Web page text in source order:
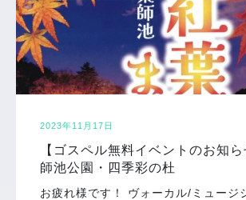
2023年11月17日
【ゴスペル無料イベントのお知
師池公園・四季彩の杜
お疲れ様です！ ヴォーカル/ミュージ